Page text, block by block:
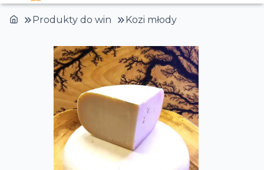
Produkty do win Kozi młody